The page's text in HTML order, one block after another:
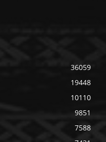
36059
19448
10110
9851
7588